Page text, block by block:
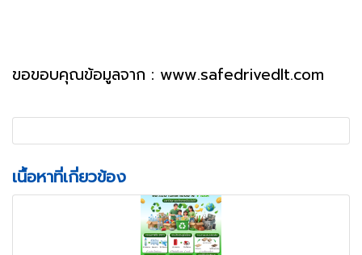
ขอขอบคุณข้อมูลจาก : www.safedrivedlt.com
เนื้อหาที่เกี่ยวข้อง